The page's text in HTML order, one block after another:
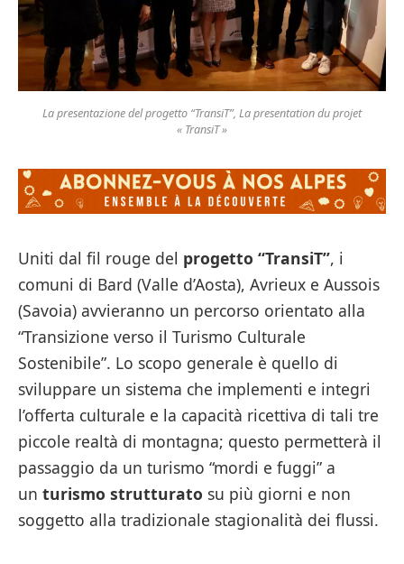
La presentazione del progetto “TransiT”, La presentation du projet
« TransiT »
Uniti dal fil rouge del progetto “TransiT”, i
comuni di Bard (Valle d’Aosta), Avrieux e Aussois
(Savoia) avvieranno un percorso orientato alla
“Transizione verso il Turismo Culturale
Sostenibile”. Lo scopo generale è quello di
sviluppare un sistema che implementi e integri
l’offerta culturale e la capacità ricettiva di tali tre
piccole realtà di montagna; questo permetterà il
passaggio da un turismo “mordi e fuggi” a
un turismo strutturato su più giorni e non
soggetto alla tradizionale stagionalità dei flussi.